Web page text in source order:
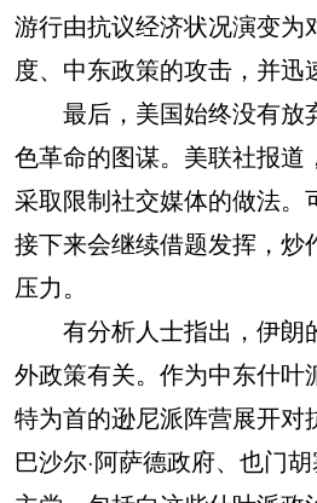
游行由抗议经济状况演变为
度、中东政策的攻击，并迅
最后，美国始终没有放
色革命的图谋。美联社报道
采取限制社交媒体的做法。
接下来会继续借题发挥，炒
压力。
有分析人士指出，伊朗
外政策有关。作为中东什叶
特为首的逊尼派阵营展开对
巴沙尔·阿萨德政府、也门